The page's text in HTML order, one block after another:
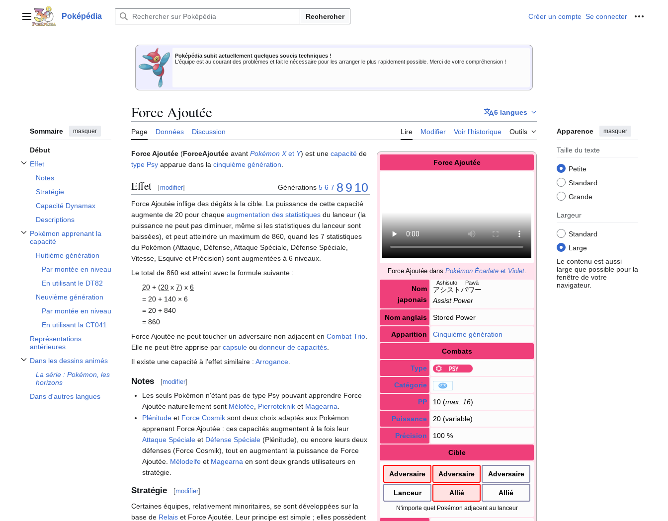
contenuMenu principalPoképédia Rechercher Créer un compte Se connecter Outils
Poképédia subit actuellement quelques soucis techniques !
L'équipe est au courant des problèmes et fait le nécessaire pour les arranger le plus rapidement possible. Merci de votre compréhension !
Sommaire masquer
Début
Effet
Afficher / masquer la sous-section Effet
Notes
Stratégie
Capacité Dynamax
Descriptions
Pokémon apprenant la
capacité
Afficher / masquer la sous-section Pokémon apprenant la capacité
Huitième génération
Par montée en niveau
En utilisant le DT82
Neuvième génération
Par montée en niveau
En utilisant la CT041
Représentations
antérieures
Dans les dessins animés
Afficher / masquer la sous-section Dans les dessins animés
La série : Pokémon, les
horizons
Dans d'autres langues
Force Ajoutée 6 langues
Page Données Discussion Lire Modifier Voir l’historique Outils Apparence masquer
Taille du texte
Petite
Standard
Grande
Largeur
Standard
Large
Le contenu est aussi
large que possible pour la
fenêtre de votre
navigateur.
Force Ajoutée
Force Ajoutée dans Pokémon Écarlateet Violet.
Nom
japonais
アシストパワー
Ashisuto Pawā
Assist Power
Nom anglais Stored Power
Apparition Cinquième génération
Combats
Type
Catégorie
PP 10 (max. 16)
Puissance 20 (variable)
Précision 100 %
Cible
Adversaire Adversaire Adversaire
Lanceur Allié Allié
N'importe quel Pokémon adjacent au lanceur
Force Ajoutée (ForceAjoutée avant Pokémon Xet Y) est une capacité de
type Psy apparue dans la cinquième génération
Effet [modifier] Générations 5 6 7 8 9 10
Force Ajoutée inflige des dégâts à la cible. La puissance de cette capacité
augmente de 20 pour chaque augmentation des statistiques du lanceur (la
puissance ne peut pas diminuer, même si les statistiques du lanceur sont
baissées), et peut atteindre un maximum de 860, quand les 7 statistiques
du Pokémon (Attaque, Défense, Attaque Spéciale, Défense Spéciale,
Vitesse, Esquive et Précision) sont augmentées à 6 niveaux.
Le total de 860 est atteint avec la formule suivante :
20 + (20 x7) x6
= 20 + 140 × 6
= 20 + 840
= 860
Force Ajoutée ne peut toucher un adversaire non adjacent en Combat Trio.
Elle ne peut être apprise par capsule ou donneur de capacités.
Il existe une capacité à l'effet similaire : Arrogance.
Notes [modifier]
Les seuls Pokémon n'étant pas de type Psy pouvant apprendre Force
Ajoutée naturellement sont Mélofée Pierroteknik et Magearna
Plénitude et Force Cosmik sont deux choix adaptés aux Pokémon
apprenant Force Ajoutée : ces capacités augmentent à la fois leur
Attaque Spéciale et Défense Spéciale (Plénitude), ou encore leurs deux
défenses (Force Cosmik), tout en augmentant la puissance de Force
Ajoutée. Mélodelfe et Magearna en sont deux grands utilisateurs en
stratégie.
Stratégie [modifier]
Certaines équipes, relativement minoritaires, se sont développées sur la
base de Relais et Force Ajoutée. Leur principe est simple ; elles possèdent